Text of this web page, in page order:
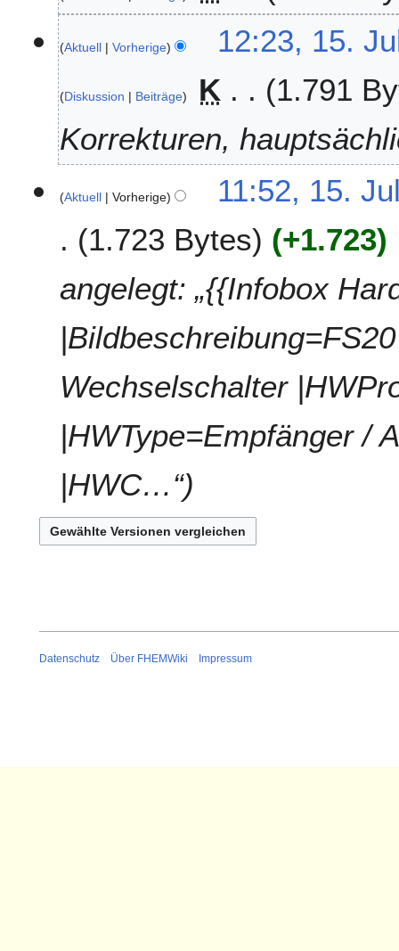
2
5
0
Aktuell Vorherige 12:23, 15.
Diskussion Beiträge K
1.791
Korrekturen,
Aktuell Vorherige
11:52, 15.
1.723 Bytes
+1.723
angelegt: „{{Infobox
Wechselschalter
|HWType=Empfänger /
|HWC…“
Datenschutz Über FHEMWiki Impressum